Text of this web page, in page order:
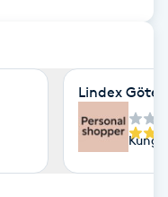
Lindex